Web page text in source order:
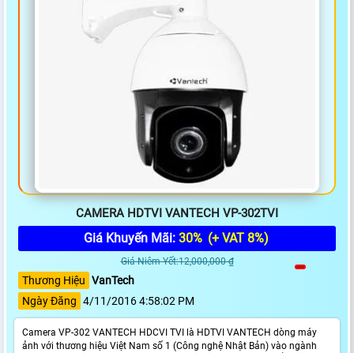
CAMERA HDTVI VANTECH VP-302TVI
Giá Khuyến Mãi: 30% (+ VAT 8%)
Giá Niêm Yết:12,000,000 ₫
Thương Hiệu VanTech
Ngày Đăng 4/11/2016 4:58:02 PM
Camera VP-302 VANTECH HDCVI TVI là HDTVI VANTECH dòng máy
ảnh với thương hiệu Việt Nam số 1 (Công nghệ Nhật Bản) vào ngành